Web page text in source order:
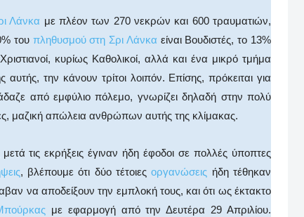
Λάνκα με πλέον των 270 νεκρών και 600 τραυματιών,
του πληθυσμού στη Σρι Λάνκα είναι Βουδιστές, το 13%
κυρίως Καθολικοί, αλλά και ένα μικρό τμήμα
την κάνουν τρίτοι λοιπόν. Επίσης, πρόκειται για
από εμφύλιο πόλεμο, γνωρίζει δηλαδή στην πολύ
μαζική απώλεια ανθρώπων αυτής της κλίμακας.
τις εκρήξεις έγιναν ήδη έφοδοι σε πολλές ύποπτες
, βλέπουμε ότι δύο τέτοιεςοργανώσεις ήδη τέθηκαν
να αποδείξουν την εμπλοκή τους, και ότι ως έκτακτο
με εφαρμογή από την Δευτέρα 29 Απριλίου.